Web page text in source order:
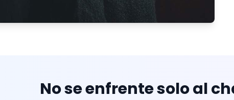
No se enfrente solo al